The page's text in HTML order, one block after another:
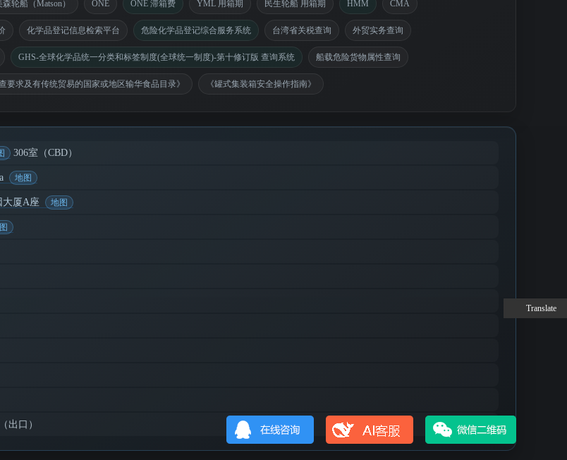
Translate
森轮船（Matson） ONE ONE 滞箱费 YML 用箱期 民生轮船 用箱期 HMM CMA
化学品登记信息检索平台 危险化学品登记综合服务系统 台湾省关税查询 外贸实务查询
GHS-全球化学品统一分类和标签制度(全球统一制度)-第十修订版 查询系统 船载危险货物属性查询
要求及有传统贸易的国家或地区输华食品目录》 《罐式集装箱安全操作指南》
306室（CBD）
大厦A座
（出口）